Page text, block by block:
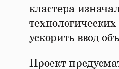
кластера
технологических
ускорить ввод
Проект